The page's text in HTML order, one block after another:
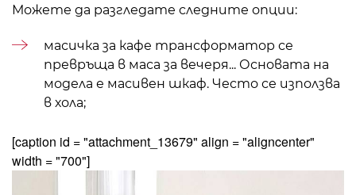
Можете да разгледате следните опции:
масичка за кафе трансформатор се
превръща в маса за вечеря... Основата на
модела е масивен шкаф. Често се използва
в хола;
[caption id = "attachment_13679" align = "aligncenter"
width = "700"]